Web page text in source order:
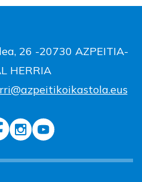
26 -20730 AZPEITIA-
HERRIA